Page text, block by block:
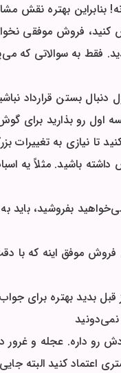
بهتره نقش
کنید، فروش موفقی
فقط به سوالاتی که
بستن قرارداد
اول رو بذارید برای
تا نیازی به تغییرات
باشید. مثلاً یه
بفروشید، باید
فروش موفق اینه که
بدید بهتره برای
رو داره. عجله و
اعتماد کنید البته